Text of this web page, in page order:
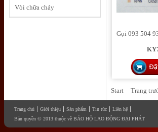
Vòi chữa cháy
Gọi 093 504
Start Trang
Trang chủ Giới thiệu Sản phẩm Tin tức
Liên hệ
Bản quyền © 2013 thuộc về BẢO HỘ LAO ĐỘNG ĐẠI PHÁT